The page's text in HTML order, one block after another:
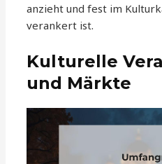
anzieht und fest im
verankert ist.
Kulturelle
und Märkte